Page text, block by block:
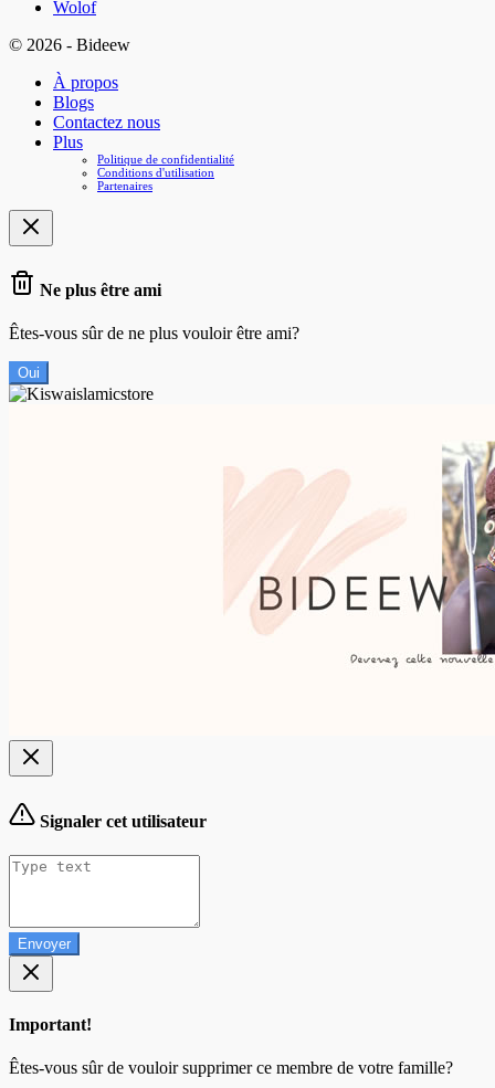
Wolof
© 2026 - Bideew
À propos
Blogs
Contactez nous
Plus
Politique de confidentialité
Conditions d'utilisation
Partenaires
Ne plus être ami
Êtes-vous sûr de ne plus vouloir être ami?
Oui
Signaler cet utilisateur
Envoyer
Important!
Êtes-vous sûr de vouloir supprimer ce membre de votre famille?